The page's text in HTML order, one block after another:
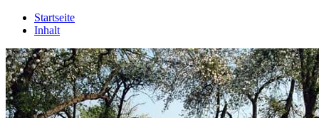
Startseite
Inhalt